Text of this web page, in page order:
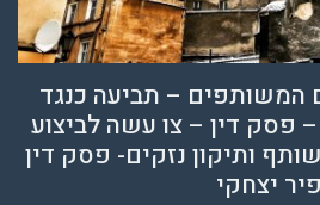
– תביעה כנגד
פסק דין – צו עשה לביצוע
ותיקון נזקים- פסק דין
יצחקי